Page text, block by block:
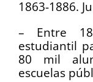
1863-1886.
– Entre
estudiantil
80 mil
escuelas